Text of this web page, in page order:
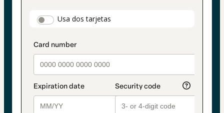
payment_data.section_title_v2
Usa dos tarjetas
seleccionado
Tarjeta